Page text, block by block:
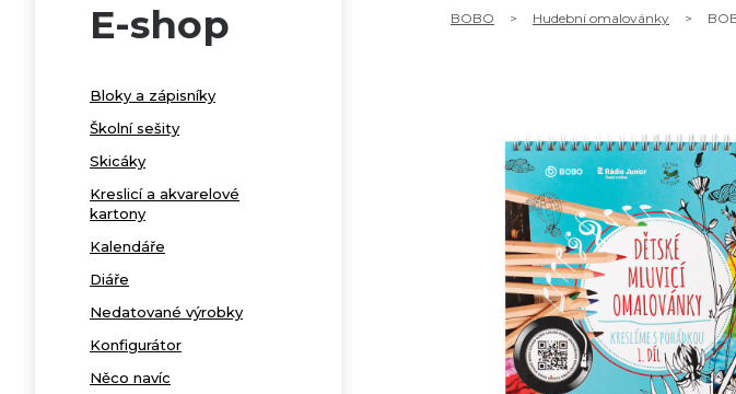
E-shop
Bloky a zápisníky
Školní sešity
Skicáky
Kreslicí a akvarelové
kartony
Kalendáře
Diáře
Nedatované výrobky
Konfigurátor
Něco navíc
BOBO > Hudební omalovánky >